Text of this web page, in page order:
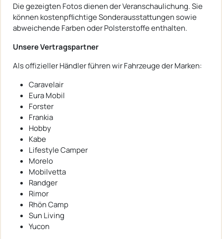
Die gezeigten Fotos dienen der Veranschaulichung. Sie
können kostenpflichtige Sonderausstattungen sowie
abweichende Farben oder Polsterstoffe enthalten.
Unsere Vertragspartner
Als offizieller Händler führen wir Fahrzeuge der Marken:
Caravelair
Eura Mobil
Forster
Frankia
Hobby
Kabe
Lifestyle Camper
Morelo
Mobilvetta
Randger
Rimor
Rhön Camp
Sun Living
Yucon